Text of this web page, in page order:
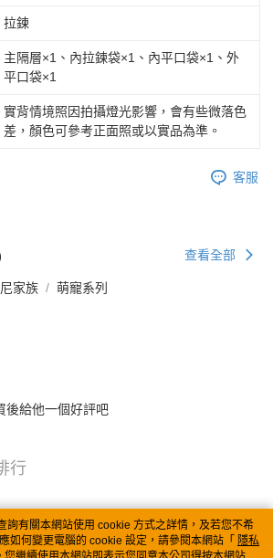
拉鍊
主隔層×1、內拉鍊袋×1、內平口袋×1、外
平口袋×1
實背情境照因拍攝燈光影響，會有些微落色
差，顏色可參考正面照或以實品為準。
客服
查看全部
家族 萌寵系列
後給他一個好評吧
行
詢有關本網站使用 cookie 方式之詳情，及若您不希
如何變更電腦的 cookie 設定，請參閱本網站「 隱私